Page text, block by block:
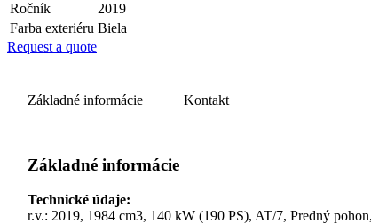
Ročník
2019
Farba exteriéru Biela
Request a quote
Základné informácie Kontakt
Základné informácie
Technické údaje:
r.v.: 2019, 1984 cm3, 140 kW (190 PS), AT/7, Predný